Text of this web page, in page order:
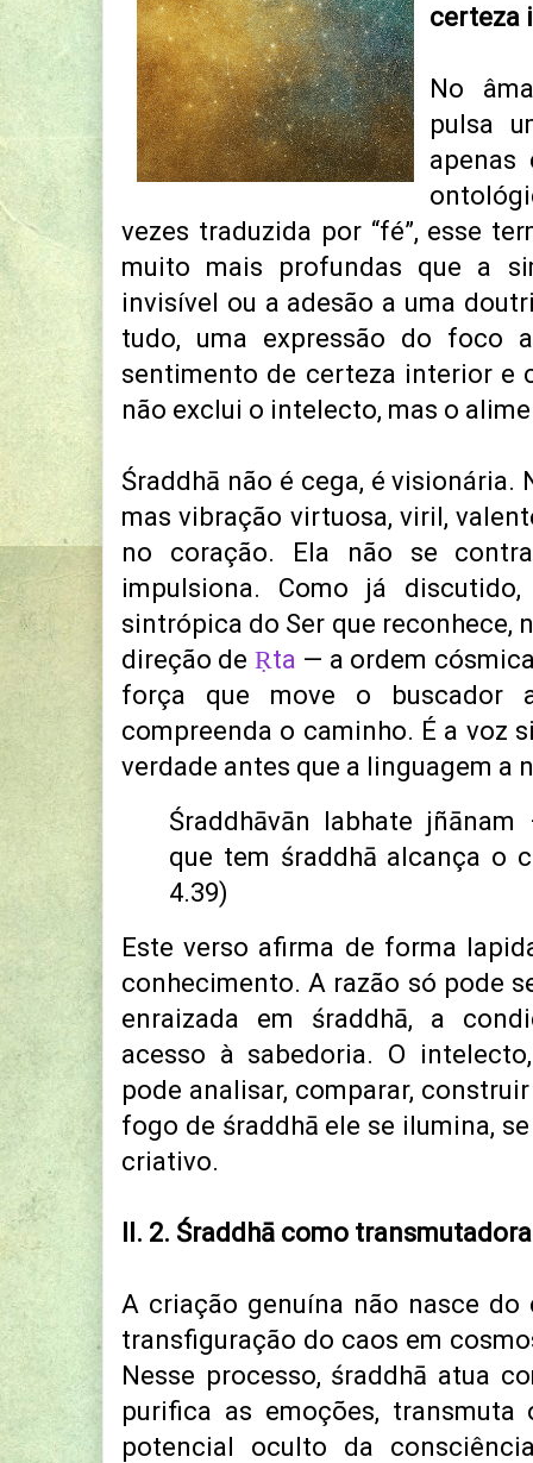
certeza
No
pulsa
apenas
vezes traduzida por “fé”, esse
muito mais profundas que a
invisível ou a adesão a uma
tudo, uma expressão do foco
sentimento de certeza interior e
não exclui o intelecto, mas o
Śraddhā não é cega, é
mas vibração virtuosa, viril,
no coração. Ela não se
impulsiona. Como já
sintrópica do Ser que reconhece,
direção de Ṛta — a ordem
força que move o buscador
compreenda o caminho. É a voz
verdade antes que a linguagem a
Śraddhāvān labhate
que tem śraddhā alcança o
4.39)
Este verso afirma de forma
conhecimento. A razão só pode
enraizada em śraddhā, a
acesso à sabedoria. O
pode analisar, comparar,
fogo de śraddhā ele se ilumina,
criativo.
II. 2. Śraddhā como
A criação genuína não nasce do
transfiguração do caos em
Nesse processo, śraddhā atua
purifica as emoções,
potencial oculto da